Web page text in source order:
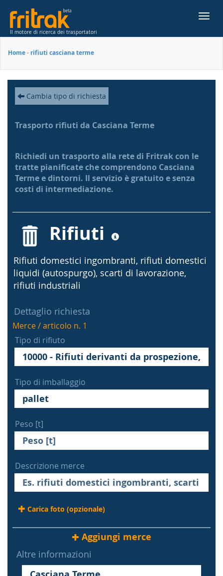
Il motore di ricerca dei trasportatori
Home- rifiuti casciana terme
Cambia tipo di richiesta
Trasporto rifiuti da Casciana Terme
Richiedi un trasporto alla rete di Fritrak con le
tratte pianificate che comprendono Casciana
Terme e dintorni. Il servizio è gratuito e senza
costi di intermediazione.
Rifiuti
Rifiuti domestici ingombranti, rifiuti domestici
liquidi (autospurgo), scarti di lavorazione,
rifiuti industriali
Dettaglio richiesta
Merce / articolo n. 1
Tipo di rifiuto
Tipo di imballaggio
Peso [t]
Descrizione merce
Carica foto (opzionale)
Aggiungi merce
Altre informazioni